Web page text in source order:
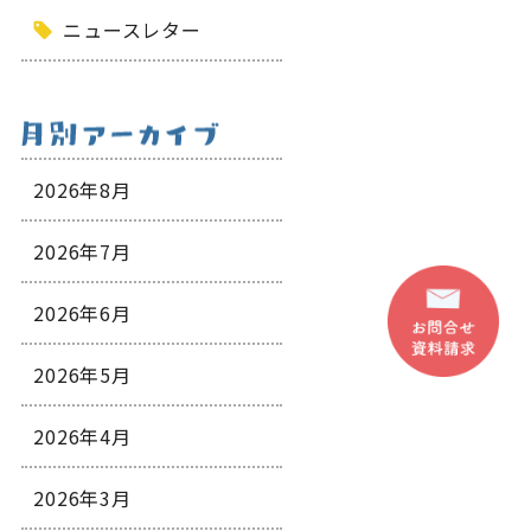
ニュースレター
2026年8月
2026年7月
2026年6月
2026年5月
2026年4月
2026年3月